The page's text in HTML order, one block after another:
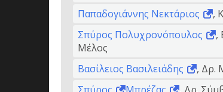
Παπαδογιάννης Νεκτάριος
,
Σπύρος Πολυχρονόπουλος
,
Μέλος
Βασίλειος Βασιλειάδης
, Δρ.